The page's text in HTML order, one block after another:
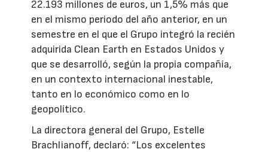
22.193 millones de euros, un 1,5% más que
en el mismo periodo del año anterior, en un
semestre en el que el Grupo integró la recién
adquirida Clean Earth en Estados Unidos y
que se desarrolló, según la propia compañía,
en un contexto internacional inestable,
tanto en lo económico como en lo
geopolítico.
La directora general del Grupo, Estelle
Brachlianoff, declaró: “Los excelentes